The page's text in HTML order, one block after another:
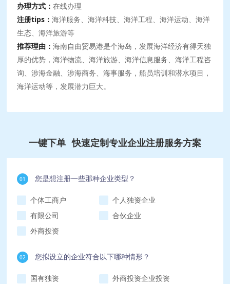
办理方式：在线办理
注册tips：海洋服务、海洋科技、海洋工程、海洋运动、海洋
生态、海洋旅游等
推荐理由：海南自由贸易港是个海岛，发展海洋经济有得天独
厚的优势，海洋物流、海洋旅游、海洋信息服务、海洋工程咨
询、涉海金融、涉海商务、海事服务，船员培训和潜水项目，
海洋运动等，发展潜力巨大。
一键下单 快速定制专业企业注册服务方案
01 您是想注册一些那种企业类型？
个体工商户
个人独资企业
有限公司
合伙企业
外商投资
02 您拟设立的企业符合以下哪种情形？
国有独资
外商投资企业投资